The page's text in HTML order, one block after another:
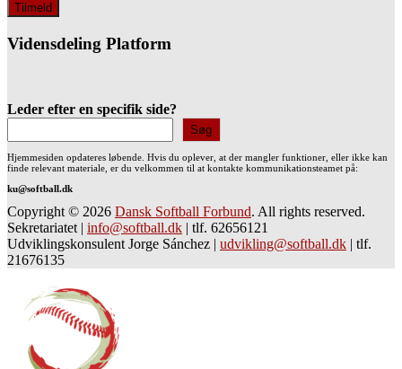
Vidensdeling Platform
Leder efter en specifik side?
Søg
Hjemmesiden opdateres løbende. Hvis du oplever, at der mangler funktioner, eller ikke kan
finde relevant materiale, er du velkommen til at kontakte kommunikationsteamet på:
ku@softball.dk
Copyright © 2026 Dansk Softball Forbund. All rights reserved.
Sekretariatet | info@softball.dk | tlf. 62656121
Udviklingskonsulent Jorge Sánchez | udvikling@softball.dk | tlf.
21676135